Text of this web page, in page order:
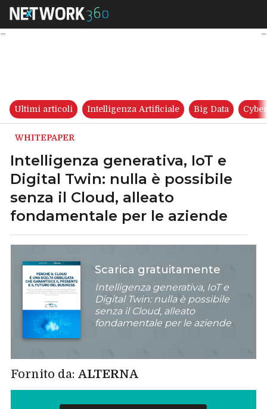
Intelligenza generativa, IoT
Ultimi articoli Intelligenza Artificiale Big Data
WHITEPAPER
Intelligenza generativa, IoT e
Digital Twin: nulla è possibile
senza il Cloud, alleato
fondamentale per le aziende
Scarica gratuitamente
Intelligenza generativa, IoT e
Digital Twin: nulla è possibile
senza il Cloud, alleato
fondamentale per le aziende
Fornito da:ALTERNA